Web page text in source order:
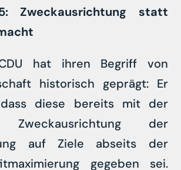
Zweckausrichtung statt
hat ihren Begriff von
historisch geprägt: Er
diese bereits mit der
Zweckausrichtung der
auf Ziele abseits der
gegeben sei.